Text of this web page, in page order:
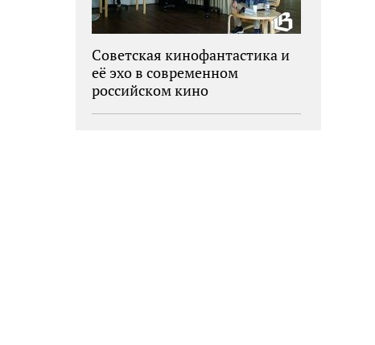
Советская кинофантастика и
её эхо в современном
российском кино